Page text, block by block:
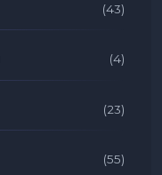
(43)
(4)
(23)
(55)